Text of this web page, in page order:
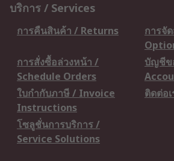
บริการ / Services
การคืนสินค้า / Returns
การจั
การสั่งซื้อล่วงหน้า /
Schedule Orders
บัญชีข
ใบกำกับภาษี / Invoice
Instructions
ติดต่อ
โซลูชั่นการบริการ /
Service Solutions